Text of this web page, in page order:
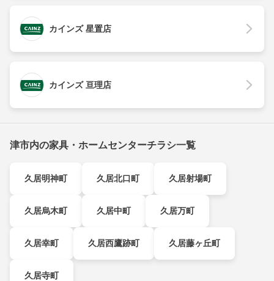
カインズ 星置店
カインズ 亘理店
津市内の家具・ホームセンターチラシ一覧
久居明神町 久居北口町 久居射場町
久居烏木町 久居中町 久居万町
久居幸町 久居西鷹跡町 久居藤ヶ丘町
久居寺町